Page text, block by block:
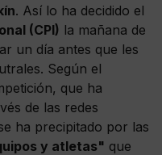
. Así lo ha decidido el
(CPI) la mañana de
un día antes que les
Según el
que ha
de las redes
ha precipitado por las
y atletas" que